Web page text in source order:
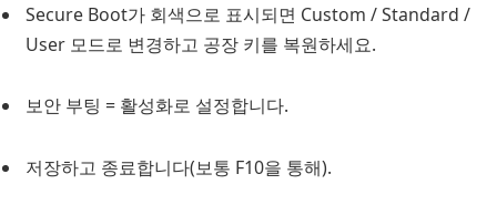
Secure Boot가 회색으로 표시되면 Custom / Standard /
User 모드로 변경하고 공장 키를 복원하세요.
보안 부팅 = 활성화로 설정합니다.
저장하고 종료합니다(보통 F10을 통해).